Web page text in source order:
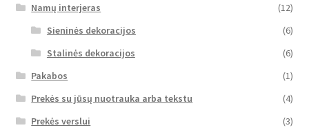
Namų interjeras
(12)
Sieninės dekoracijos
(6)
Stalinės dekoracijos
(6)
Pakabos
(1)
Prekės su jūsų nuotrauka arba tekstu
(4)
Prekės verslui
(3)